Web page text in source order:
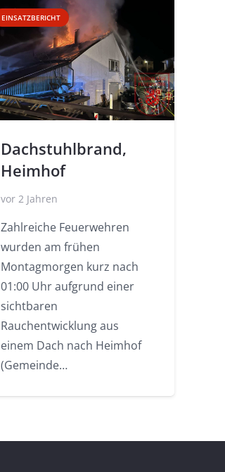
EINSATZBERICHT
Dachstuhlbrand,
Heimhof
vor 2 Jahren
Zahlreiche Feuerwehren
wurden am frühen
Montagmorgen kurz nach
01:00 Uhr aufgrund einer
sichtbaren
Rauchentwicklung aus
einem Dach nach Heimhof
(Gemeinde…